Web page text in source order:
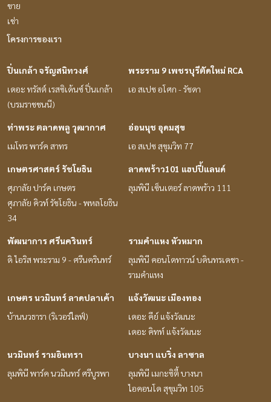
ขาย
เช่า
โครงการของเรา
ปิ่นเกล้า จรัญสนิทวงศ์
เดอะ ทรัสต์ เรสซิเด้นซ์ ปิ่นเกล้า
(บรมราชชนนี)
พระราม 9 เพชรบุรีตัดใหม่ RCA
เอ สเปซ อโศก - รัชดา
ท่าพระ ตลาดพลู วุฒากาศ
เมโทร พาร์ค สาทร
อ่อนนุช อุดมสุข
เอ สเปซ สุขุมวิท 77
เกษตรศาสตร์ รัชโยธิน
ศุภาลัย ปาร์ค เกษตร
ศุภาลัย คิวท์ รัชโยธิน - พหลโยธิน
34
ลาดพร้าว101 แฮปปี้แลนด์
ลุมพินี เซ็นเตอร์ ลาดพร้าว 111
พัฒนาการ ศรีนครินทร์
ดิ ไอริส พระราม 9 - ศรีนครินทร์
รามคำแหง หัวหมาก
ลุมพินี คอนโดทาวน์ บดินทรเดชา -
รามคำแหง
เกษตร นวมินทร์ ลาดปลาเค้า
บ้านนวธารา (ริเวอร์ไลฟ์)
แจ้งวัฒนะ เมืองทอง
เดอะ คีย์ แจ้งวัฒนะ
เดอะ คิทท์ แจ้งวัฒนะ
นวมินทร์ รามอินทรา
ลุมพินี พาร์ค นวมินทร์ ศรีบูรพา
บางนา แบริ่ง ลาซาล
ลุมพินี เมกะซิตี้ บางนา
ไอคอนโด สุขุมวิท 105